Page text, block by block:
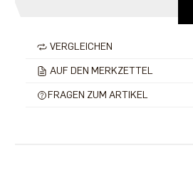
VERGLEICHEN
AUF DEN MERKZETTEL
FRAGEN ZUM ARTIKEL